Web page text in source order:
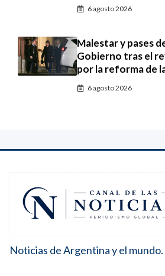
6 agosto 2026
Malestar y pases
Gobierno tras el
por la reforma de
6 agosto 2026
Noticias de Argentina y el mundo.